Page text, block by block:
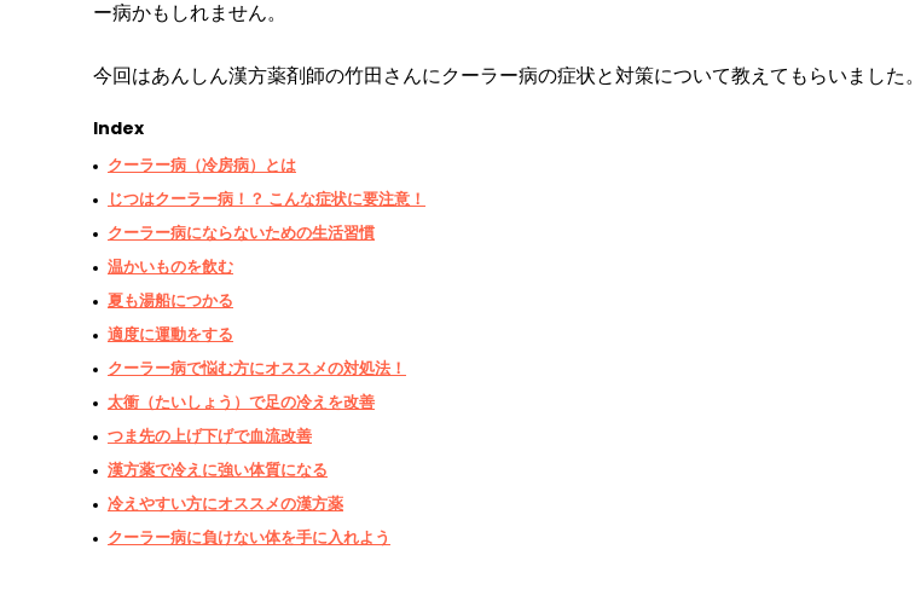
ー病かもしれません。
今回はあんしん漢方薬剤師の竹田さんにクーラー病の症状と対策について教えてもらいました。
Index
クーラー病（冷房病）とは
じつはクーラー病！？ こんな症状に要注意！
クーラー病にならないための生活習慣
温かいものを飲む
夏も湯船につかる
適度に運動をする
クーラー病で悩む方にオススメの対処法！
太衝（たいしょう）で足の冷えを改善
つま先の上げ下げで血流改善
漢方薬で冷えに強い体質になる
冷えやすい方にオススメの漢方薬
クーラー病に負けない体を手に入れよう